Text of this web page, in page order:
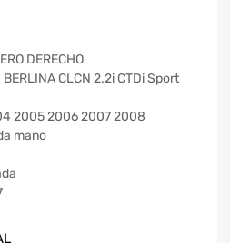
DERECHO
BERLINA CLCN 2.2i CTDi Sport
2005 2006 2007 2008
mano